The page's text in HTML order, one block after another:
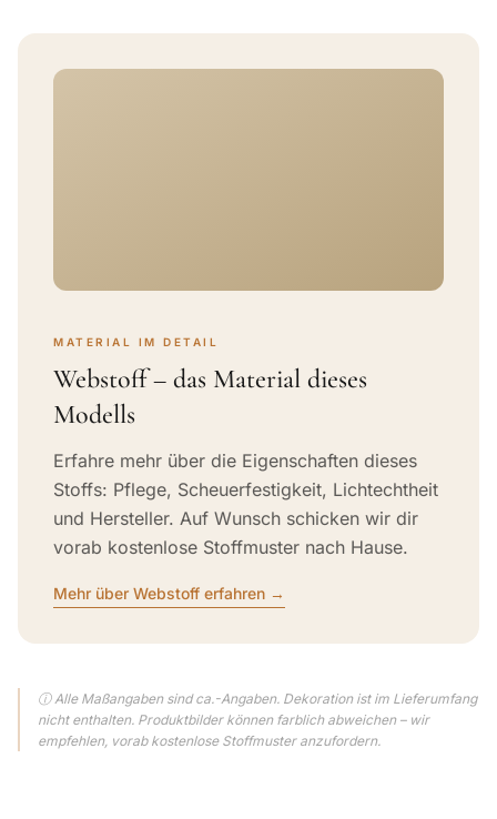
MATERIAL IM DETAIL
Webstoff – das Material dieses
Modells
Erfahre mehr über die Eigenschaften dieses
Stoffs: Pflege, Scheuerfestigkeit, Lichtechtheit
und Hersteller. Auf Wunsch schicken wir dir
vorab kostenlose Stoffmuster nach Hause.
Mehr über Webstoff erfahren →
ⓘ Alle Maßangaben sind ca.-Angaben. Dekoration ist im Lieferumfang
nicht enthalten. Produktbilder können farblich abweichen – wir
empfehlen, vorab kostenlose Stoffmuster anzufordern.